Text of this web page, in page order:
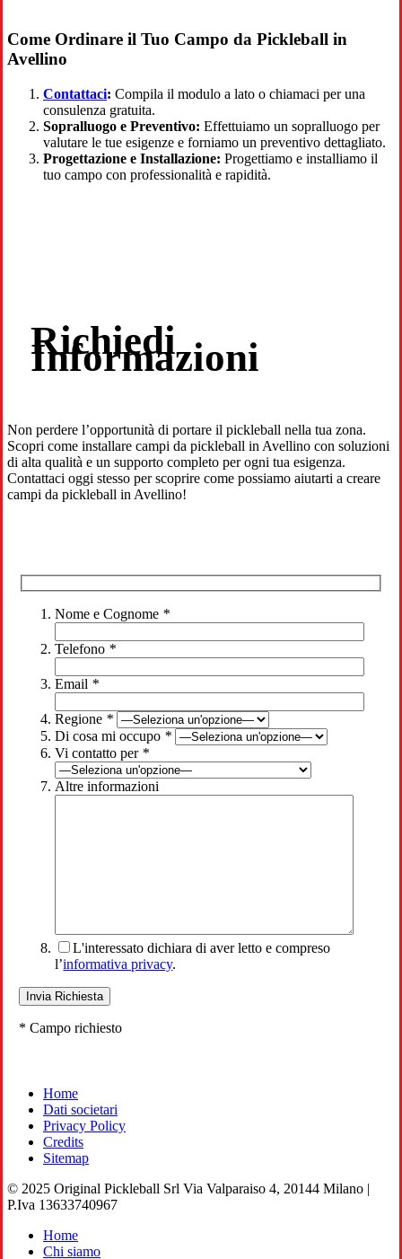
Come Ordinare il Tuo Campo da Pickleball in
Avellino
Contattaci: Compila il modulo a lato o chiamaci per una
consulenza gratuita.
Sopralluogo e Preventivo: Effettuiamo un sopralluogo per
valutare le tue esigenze e forniamo un preventivo dettagliato.
Progettazione e Installazione: Progettiamo e installiamo il
tuo campo con professionalità e rapidità.
Richiedi
Informazioni
Non perdere l’opportunità di portare il pickleball nella tua zona.
Scopri come installare campi da pickleball in Avellino con soluzioni
di alta qualità e un supporto completo per ogni tua esigenza.
Contattaci oggi stesso per scoprire come possiamo aiutarti a creare
campi da pickleball in Avellino!
Nome e Cognome *
Telefono *
Email *
Regione *
Di cosa mi occupo *
Vi contatto per *
Altre informazioni
L'interessato dichiara di aver letto e compreso
l’informativa privacy.
* Campo richiesto
Home
Dati societari
Privacy Policy
Credits
Sitemap
© 2025 Original Pickleball Srl Via Valparaiso 4, 20144 Milano |
P.Iva 13633740967
Close
Menu
Home
Chi siamo